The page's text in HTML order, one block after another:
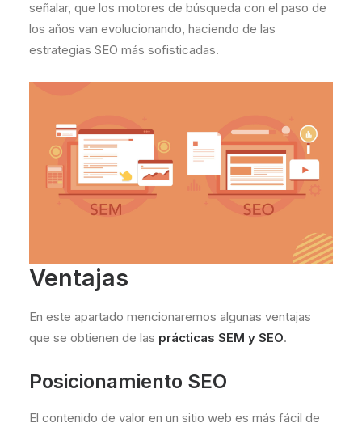
señalar, que los motores de búsqueda con el paso de
los años van evolucionando, haciendo de las
estrategias SEO más sofisticadas.
Ventajas
En este apartado mencionaremos algunas ventajas
que se obtienen de las prácticas SEM y SEO.
Posicionamiento SEO
El contenido de valor en un sitio web es más fácil de